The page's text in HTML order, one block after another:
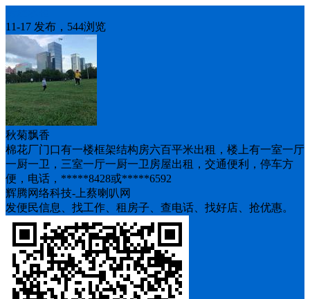
11-17 发布，544浏览
秋菊飘香
棉花厂门口有一楼框架结构房六百平米出租，楼上有一室一厅
一厨一卫，三室一厅一厨一卫房屋出租，交通便利，停车方
便，电话，*****8428或*****6592
辉腾网络科技-上蔡喇叭网
发便民信息、找工作、租房子、查电话、找好店、抢优惠。